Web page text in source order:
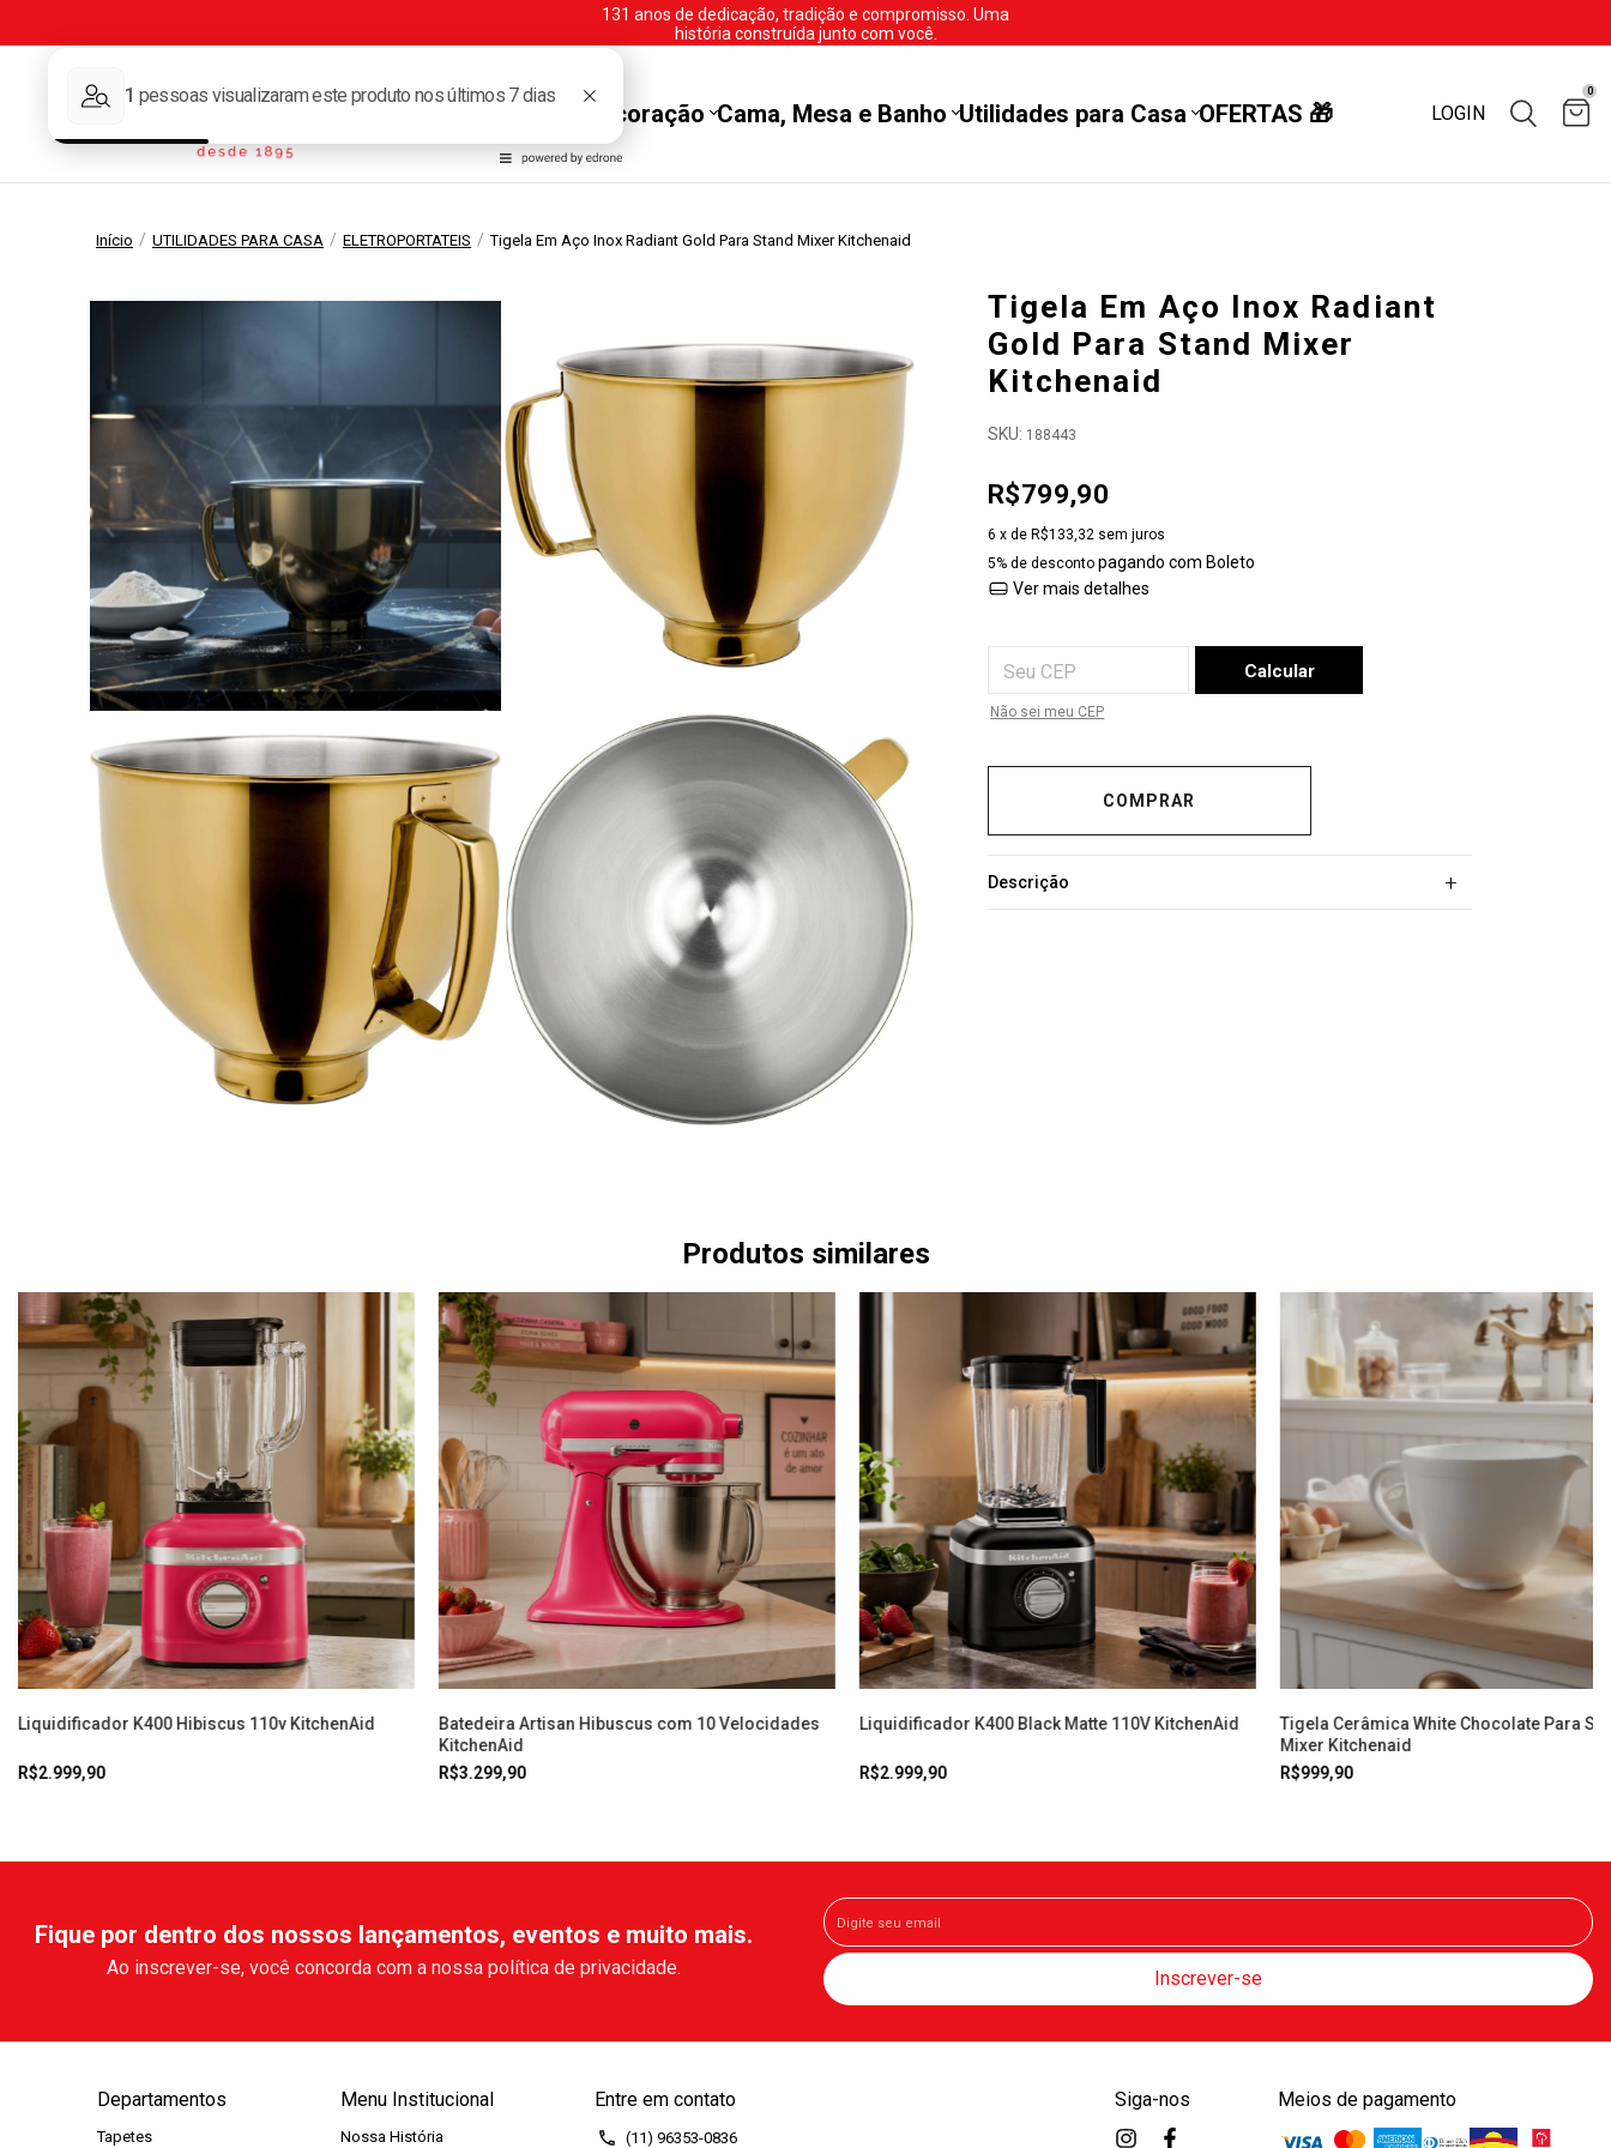
131 anos de dedicação, tradição e compromisso. Uma
história construída junto com você.
Decoração Cama, Mesa e Banho Utilidades para Casa OFERTAS 🎁 LOGIN
0
Início / UTILIDADES PARA CASA / ELETROPORTATEIS / Tigela Em Aço Inox Radiant Gold Para Stand Mixer Kitchenaid
Tigela Em Aço Inox Radiant
Gold Para Stand Mixer
Kitchenaid
SKU: 188443
R$799,90
6 x de R$133,32 sem juros
5% de descontopagando com Boleto
Ver mais detalhes
Calcular
Não sei meu CEP
Descrição +
Produtos similares
Liquidificador K400 Hibiscus 110v KitchenAid
R$2.999,90
Batedeira Artisan Hibuscus com 10 Velocidades
KitchenAid
R$3.299,90
Liquidificador K400 Black Matte 110V KitchenAid
R$2.999,90
Tigela Cerâmica White Chocolate Para
Mixer Kitchenaid
R$999,90
Fique por dentro dos nossos lançamentos, eventos e muito mais.
Ao inscrever-se, você concorda com a nossa política de privacidade.
Departamentos
Tapetes
Menu Institucional
Nossa História
Entre em contato
(11) 96353-0836
Siga-nos Meios de pagamento